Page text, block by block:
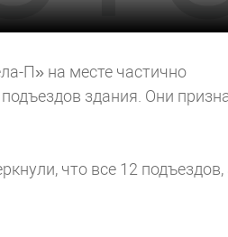
П» на месте частично
здания. Они
что все 12 подъездов,